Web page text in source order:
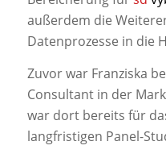
außerdem die
Datenprozesse in die
Zuvor war Franziska
Consultant in der
war dort bereits für
langfristigen Panel-